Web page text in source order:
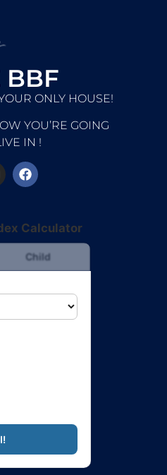
BBF
ONLY HOUSE!
YOU’RE GOING
IN !
Calculator
Child